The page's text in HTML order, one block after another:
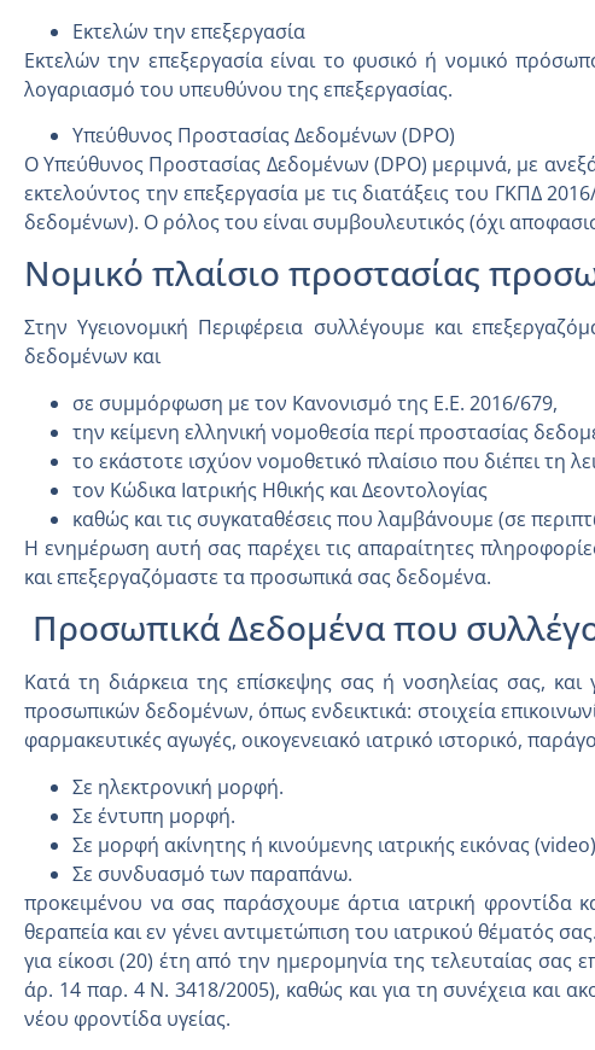
Εκτελών την επεξεργασία
Εκτελών την επεξεργασία είναι το φυσικό ή νομικό
λογαριασμό του υπευθύνου της επεξεργασίας.
Υπεύθυνος Προστασίας Δεδομένων (DPO)
O Υπεύθυνος Προστασίας Δεδομένων (DPO) μεριμνά, με
εκτελούντος την επεξεργασία με τις διατάξεις του ΓΚΠΔ
δεδομένων). Ο ρόλος του είναι συμβουλευτικός (όχι
Νομικό πλαίσιο προστασίας
Στην Υγειονομική Περιφέρεια συλλέγουμε και
δεδομένων και
σε συμμόρφωση με τον Κανονισμό της Ε.Ε. 2016/679,
την κείμενη ελληνική νομοθεσία περί προστασίας
το εκάστοτε ισχύον νομοθετικό πλαίσιο που διέπει τη
τον Κώδικα Ιατρικής Ηθικής και Δεοντολογίας
καθώς και τις συγκαταθέσεις που λαμβάνουμε (σε
Η ενημέρωση αυτή σας παρέχει τις απαραίτητες
και επεξεργαζόμαστε τα προσωπικά σας δεδομένα.
Προσωπικά Δεδομένα που
Κατά τη διάρκεια της επίσκεψης σας ή νοσηλείας σας,
προσωπικών δεδομένων, όπως ενδεικτικά: στοιχεία
φαρμακευτικές αγωγές, οικογενειακό ιατρικό ιστορικό,
Σε ηλεκτρονική μορφή.
Σε έντυπη μορφή.
Σε μορφή ακίνητης ή κινούμενης ιατρικής εικόνας
Σε συνδυασμό των παραπάνω.
προκειμένου να σας παράσχουμε άρτια ιατρική φροντίδα
θεραπεία και εν γένει αντιμετώπιση του ιατρικού θέματός
για είκοσι (20) έτη από την ημερομηνία της τελευταίας σας
άρ. 14 παρ. 4 Ν. 3418/2005), καθώς και για τη συνέχεια και
νέου φροντίδα υγείας.